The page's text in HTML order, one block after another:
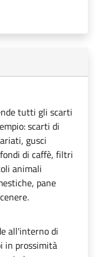
tutti gli scarti
scarti di
gusci
di caffè, filtri
animali
pane
all'interno di
in prossimità